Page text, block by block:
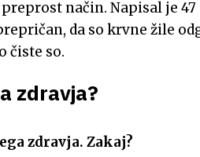
način. Napisal je
da so krvne žile
čiste so.
zdravja?
zdravja. Zakaj?